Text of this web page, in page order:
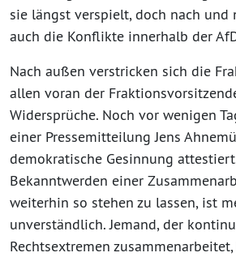
sie längst verspielt, doch nach und
auch die Konflikte innerhalb der
Nach außen verstricken sich die
allen voran der
Widersprüche. Noch vor wenigen
einer Pressemitteilung Jens
demokratische Gesinnung
Bekanntwerden einer
weiterhin so stehen zu lassen, ist
unverständlich. Jemand, der
Rechtsextremen